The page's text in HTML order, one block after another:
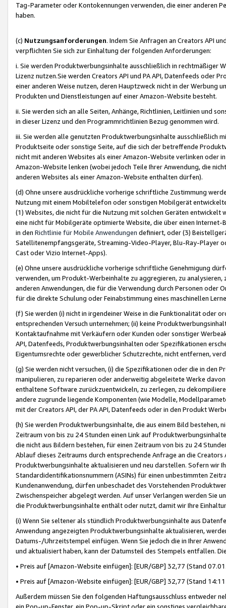
Tag-Parameter oder Kontokennungen verwenden, die einer anderen
haben.
(c) Nutzungsanforderungen. Indem Sie Anfragen an Creators API
verpflichten Sie sich zur Einhaltung der folgenden Anforderungen:
i. Sie werden Produktwerbungsinhalte ausschließlich in rechtmäßiger
Lizenz nutzen.Sie werden Creators API und PA API, Datenfeeds oder
einer anderen Weise nutzen, deren Hauptzweck nicht in der Werbung
Produkten und Dienstleistungen auf einer Amazon-Website besteht.
ii. Sie werden sich an alle Seiten, Anhänge, Richtlinien, Leitlinien und
in dieser Lizenz und den Programmrichtlinien Bezug genommen wird.
iii. Sie werden alle genutzten Produktwerbungsinhalte ausschließlich
Produktseite oder sonstige Seite, auf die sich der betreffende
nicht mit anderen Websites als einer Amazon-Website verlinken oder
Amazon-Website lenken (wobei jedoch Teile Ihrer Anwendung, die
anderen Websites als einer Amazon-Website enthalten dürfen).
(d) Ohne unsere ausdrückliche vorherige schriftliche Zustimmung
Nutzung mit einem Mobiltelefon oder sonstigen Mobilgerät
(1) Websites, die nicht für die Nutzung mit solchen Geräten
eine nicht für Mobilgeräte optimierte Website, die über einen
in den Richtlinie für Mobile Anwendungen definiert, oder (3)
Satellitenempfangsgeräte, Streaming-Video-Player, Blu-Ray-Player
Cast oder Vizio Internet-Apps).
(e) Ohne unsere ausdrückliche vorherige schriftliche Genehmigung
verwenden, um Produkt-Werbeinhalte zu aggregieren, zu
anderen Anwendungen, die für die Verwendung durch Personen
für die direkte Schulung oder Feinabstimmung eines maschinellen
(f) Sie werden (i) nicht in irgendeiner Weise in die Funktionalität oder
entsprechenden Versuch unternehmen; (ii) keine
Kontaktaufnahme mit Verkäufern oder Kunden oder sonstiger
API, Datenfeeds, Produktwerbungsinhalten oder Spezifikationen
Eigentumsrechte oder gewerblicher Schutzrechte, nicht entfernen,
(g) Sie werden nicht versuchen, (i) die Spezifikationen oder die in
manipulieren, zu reparieren oder anderweitig abgeleitete Werke
enthaltene Software zurückzuentwickeln, zu zerlegen, zu
andere zugrunde liegende Komponenten (wie Modelle,
mit der Creators API, der PA API, Datenfeeds oder in den Produkt
(h) Sie werden Produktwerbungsinhalte, die aus einem Bild bestehen,
Zeitraum von bis zu 24 Stunden einen Link auf
die nicht aus Bildern bestehen, für einen Zeitraum von bis zu 24
Ablauf dieses Zeitraums durch entsprechende Anfrage an die
Produktwerbungsinhalte aktualisieren und neu darstellen. Sofern wir
Standardidentifikationsnummern (ASINs) für einen unbestimmten
Kundenanwendung, dürfen unbeschadet des Vorstehenden
Zwischenspeicher abgelegt werden. Auf unser Verlangen werden Sie
die Produktwerbungsinhalte enthält oder nutzt, damit wir Ihre
(i) Wenn Sie seltener als stündlich Produktwerbungsinhalte aus
Anwendung angezeigten Produktwerbungsinhalte aktualisieren,
Datums-/Uhrzeitstempel einfügen. Wenn Sie jedoch die in Ihrer
und aktualisiert haben, kann der Datumsteil des Stempels entfallen.
• Preis auf [Amazon-Website einfügen]: [EUR/GBP] 32,77 (Stand
• Preis auf [Amazon-Website einfügen]: [EUR/GBP] 32,77 (Stand
Außerdem müssen Sie den folgenden Haftungsausschluss entweder
ein Pop-up-Fenster, ein Pop-up-Skript oder ein sonstiges